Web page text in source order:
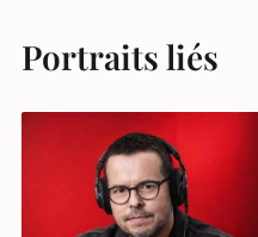
Portraits liés